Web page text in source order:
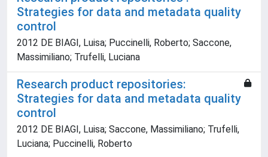
Strategies for data and metadata quality
control
2012 DE BIAGI, Luisa; Puccinelli, Roberto; Saccone,
Massimiliano; Trufelli, Luciana
Research product repositories:
Strategies for data and metadata quality
control
2012 DE BIAGI, Luisa; Saccone, Massimiliano; Trufelli,
Luciana; Puccinelli, Roberto